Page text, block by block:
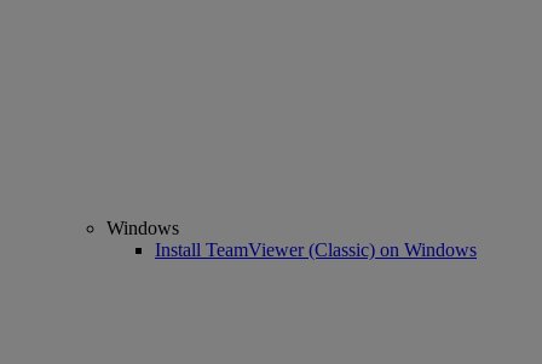
Windows
Install TeamViewer (Classic) on Windows